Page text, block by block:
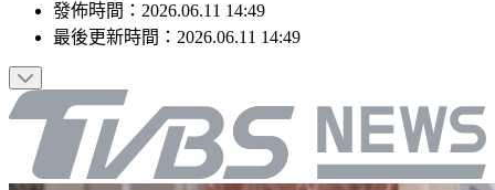
記者：吳志偉
發佈時間：2026.06.11 14:49